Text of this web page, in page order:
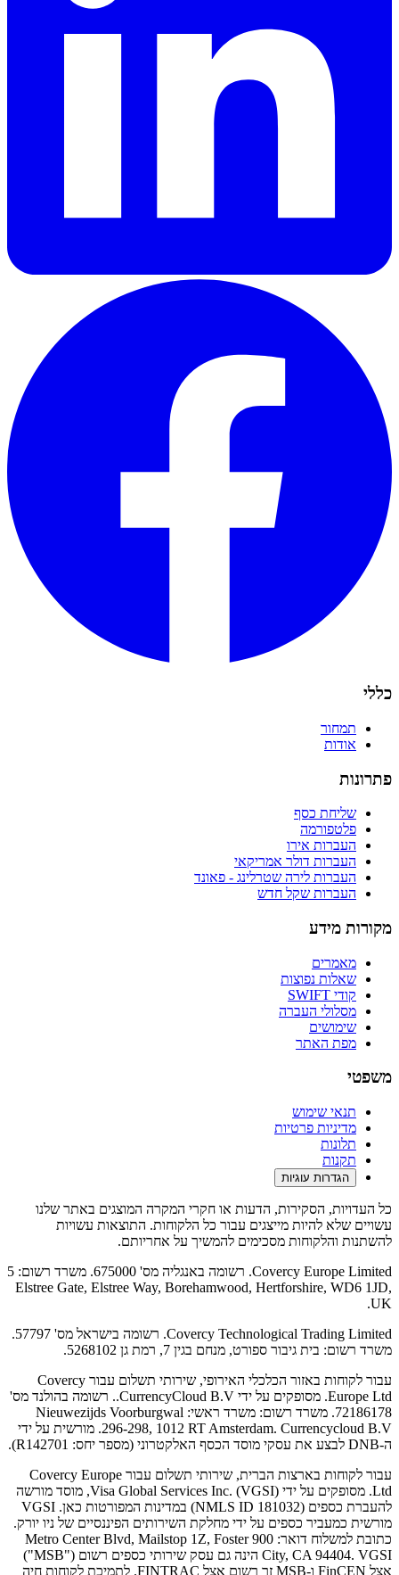
כללי
תמחור
אודות
פתרונות
שליחת כסף
פלטפורמה
העברות אירו
העברות דולר אמריקאי
העברות לירה שטרלינג - פאונד
העברות שקל חדש
מקורות מידע
מאמרים
שאלות נפוצות
קודי SWIFT
מסלולי העברה
שימושים
מפת האתר
משפטי
תנאי שימוש
מדיניות פרטיות
תלונות
תקנות
הגדרות עוגיות
כל העדויות, הסקירות, הדעות או חקרי המקרה המוצגים באתר שלנו
עשויים שלא להיות מייצגים עבור כל הלקוחות. התוצאות עשויות
להשתנות והלקוחות מסכימים להמשיך על אחריותם.
Covercy Europe Limited. רשומה באנגליה מס' 675000. משרד רשום: 5
Elstree Gate, Elstree Way, Borehamwood, Hertforshire, WD6 1JD,
UK.
Covercy Technological Trading Limited. רשומה בישראל מס' 57797.
משרד רשום: בית גיבור ספורט, מנחם בגין 7, רמת גן 5268102.
עבור לקוחות באזור הכלכלי האירופי, שירותי תשלום עבור Covercy
Europe Ltd. מסופקים על ידי CurrencyCloud B.V.. רשומה בהולנד מס'
72186178. משרד רשום: משרד ראשי: Nieuwezijds Voorburgwal
296-298, 1012 RT Amsterdam. Currencycloud B.V. מורשית על ידי
ה-DNB לבצע את עסקי מוסד הכסף האלקטרוני (מספר יחס: R142701).
עבור לקוחות בארצות הברית, שירותי תשלום עבור Covercy Europe
Ltd. מסופקים על ידי Visa Global Services Inc. (VGSI), מוסד מורשה
להעברת כספים (NMLS ID 181032) במדינות המפורטות כאן. VGSI
מורשית כמעביר כספים על ידי מחלקת השירותים הפיננסיים של ניו יורק.
כתובת למשלוח דואר: 900 Metro Center Blvd, Mailstop 1Z, Foster
City, CA 94404. VGSI הינה גם עסק שירותי כספים רשום ("MSB")
אצל FinCEN ו-MSB זר רשום אצל FINTRAC. לתמיכת לקוחות חיה